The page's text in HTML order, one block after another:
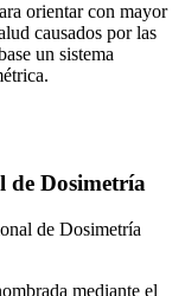
orientar con mayor
causados por las
un sistema
de Dosimetría
de Dosimetría
mediante el